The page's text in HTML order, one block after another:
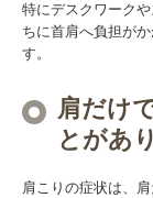
特にデスクワーク
ちに首肩へ負担が
す。
肩だけ
とがあ
肩こりの症状は、